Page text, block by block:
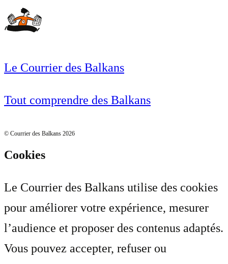
Le Courrier des Balkans
Tout comprendre des Balkans
© Courrier des Balkans 2026
Cookies
Le Courrier des Balkans utilise des cookies
pour améliorer votre expérience, mesurer
l’audience et proposer des contenus adaptés.
Vous pouvez accepter, refuser ou